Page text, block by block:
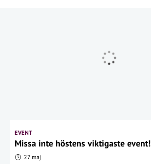
EVENT
Missa inte höstens viktigaste event!
27 maj